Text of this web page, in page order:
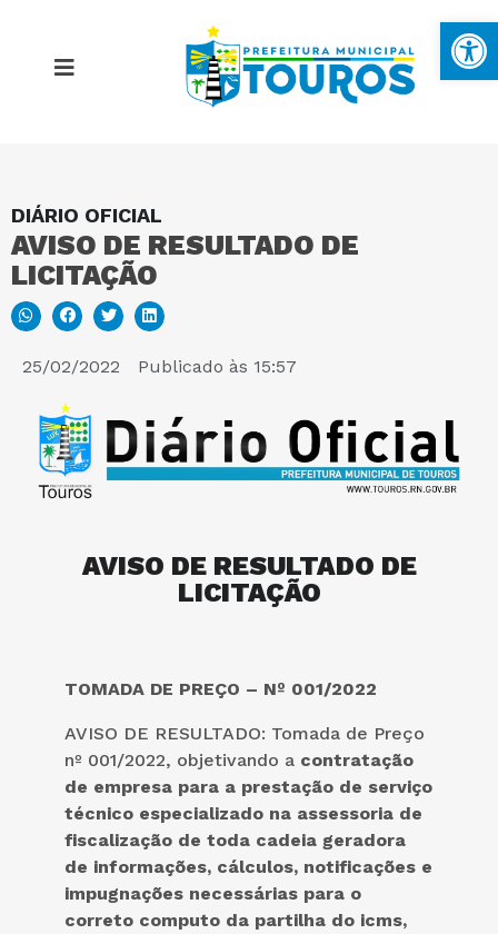
DIÁRIO OFICIAL
AVISO DE RESULTADO DE
LICITAÇÃO
25/02/2022 Publicado às 15:57
AVISO DE RESULTADO DE
LICITAÇÃO
TOMADA DE PREÇO – Nº 001/2022
AVISO DE RESULTADO: Tomada de Preço
nº 001/2022, objetivando a contratação
de empresa para a prestação de serviço
técnico especializado na assessoria de
fiscalização de toda cadeia geradora
de informações, cálculos, notificações e
impugnações necessárias para o
correto computo da partilha do icms,
MAPA DO SITE
PORTAL DA TRANSPARÊNCIA
E-SIC
PERGUNTAS FREQUENTES